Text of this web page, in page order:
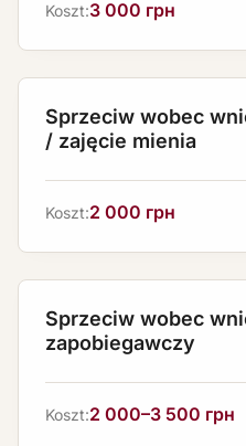
Koszt:3 000 грн
Sprzeciw wobec
/ zajęcie mienia
Koszt:2 000 грн
Sprzeciw wobec
zapobiegawczy
Koszt:2 000–3 500 грн